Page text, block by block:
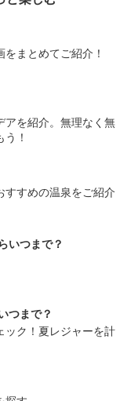
まとめてご紹介！
アを紹介。無理なく無
！
すすめの温泉をご紹介
いつまで？
つまで？
ック！夏レジャーを計